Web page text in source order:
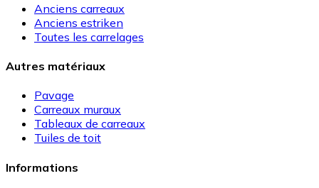
Anciens carreaux
Anciens estriken
Toutes les carrelages
Autres matériaux
Pavage
Carreaux muraux
Tableaux de carreaux
Tuiles de toit
Informations